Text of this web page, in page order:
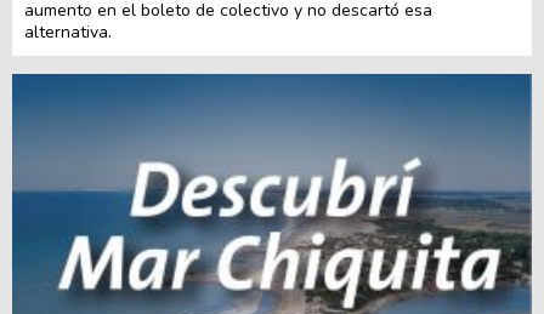
aumento en el boleto de colectivo y no descartó esa
alternativa.